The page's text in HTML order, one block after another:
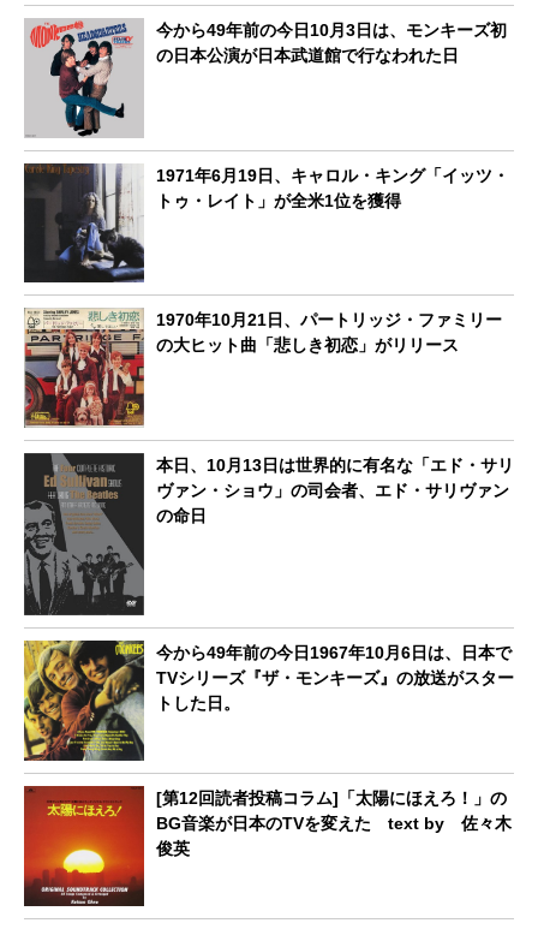
今から49年前の今日10月3日は、モンキーズ初
の日本公演が日本武道館で行なわれた日
1971年6月19日、キャロル・キング「イッツ・
トゥ・レイト」が全米1位を獲得
1970年10月21日、パートリッジ・ファミリー
の大ヒット曲「悲しき初恋」がリリース
本日、10月13日は世界的に有名な「エド・サリ
ヴァン・ショウ」の司会者、エド・サリヴァン
の命日
今から49年前の今日1967年10月6日は、日本で
TVシリーズ『ザ・モンキーズ』の放送がスター
トした日。
[第12回読者投稿コラム]「太陽にほえろ！」の
BG音楽が日本のTVを変えた text by 佐々木
俊英